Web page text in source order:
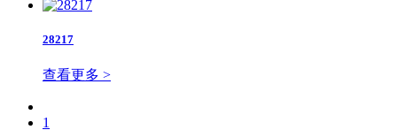
28217
查看更多 >
1